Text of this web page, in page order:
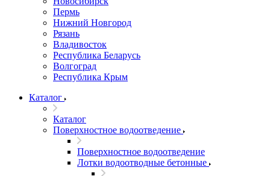
Пермь
Нижний Новгород
Рязань
Владивосток
Республика Беларусь
Волгоград
Республика Крым
Каталог
Каталог
Поверхностное водоотведение
Поверхностное водоотведение
Лотки водоотводные бетонные